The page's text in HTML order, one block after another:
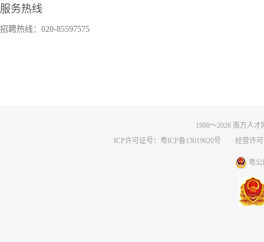
服务热线
招聘热线：020-85597575
1998～2026 南方人才
ICP许可证号：粤ICP备13019620号 经营许可
粤公